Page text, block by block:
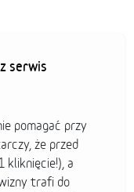
serwis
pomagać przy
że przed
kliknięcie!), a
trafi do